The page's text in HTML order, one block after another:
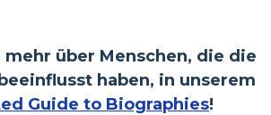
mehr über Menschen, die die
haben, in unserem
Guide to Biographies!